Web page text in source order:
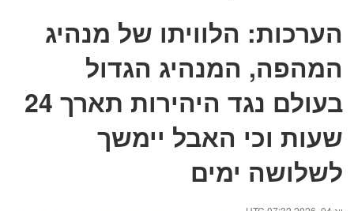
הערכות: הלוויתו של מנהיג
המהפה, המנהיג הגדול
בעולם נגד היהירות תארך 24
שעות וכי האבל יימשך
לשלושה ימים